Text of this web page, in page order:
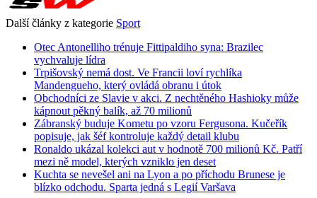
Další články z kategorie Sport
Otec Antonelliho trénuje Fittipaldiho syna: Brazilec
vychvaluje lídra
Trpišovský nemá dost. Ve Francii loví rychlíka
Mandengueho, který ovládá obranu i útok
Obchodníci ze Slavie v akci. Z nechtěného Hashioky může
kápnout pěkný balík, až 70 milionů
Zábranský buduje Kometu po vzoru Fergusona. Kučeřík
popisuje, jak šéf kontroluje každý detail klubu
Ronaldo ukázal kolekci aut v hodnotě 700 milionů Kč. Patří
mezi ně model, kterých vzniklo jen deset
Kuchta se nevešel ani na Lyon a po příchodu Brunese je
blízko odchodu. Sparta jedná s Legií Varšava